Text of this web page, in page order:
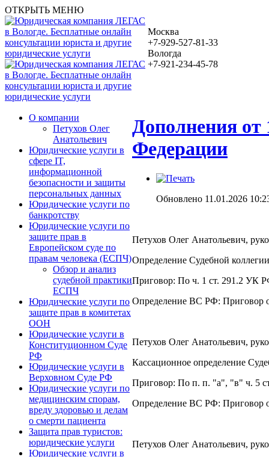
ОТКРЫТЬ МЕНЮ
Москва
+7-929-527-81-33
Вологда
+7-921-234-45-78
О компании
Петухов Олег
Анатольевич
Юридические услуги в
сфере IT,
информационной
безопасности и защиты
персональных данных
Юридические услуги по
банкротству
Юридические услуги по
защите прав в
Европейском суде по
правам человека (ЕСПЧ)
Обзор и анализ
судебной практики
ЕСПЧ
Юридические услуги по
защите прав в комитетах
ООН
Юридические услуги в
Конституционном Суде
РФ
Юридические услуги в
Верховном Суде РФ
Юридические услуги по
медицинским спорам,
вреду здоровью и делам
о смерти пациента
Защита прав туристов:
юридические услуги
Юридические услуги в
Дополнения от
Федерации
Обновлено 11.01.2026
Петухов Олег Анатольевич,
Определение Судебной
Приговор: По ч. 1 ст. 291.2 УК
Определение ВС РФ: Приговор
Петухов Олег Анатольевич,
Кассационное определение
Приговор: По п. п. "а", "в" ч. 5
Определение ВС РФ: Приговор
Петухов Олег Анатольевич,